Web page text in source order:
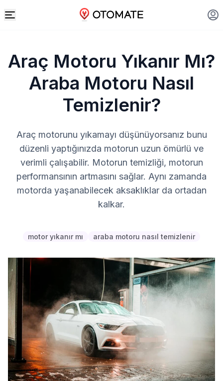
Araç Motoru Yıkanır Mı?
Araba Motoru Nasıl
Temizlenir?
Araç motorunu yıkamayı düşünüyorsanız bunu
düzenli yaptığınızda motorun uzun ömürlü ve
verimli çalışabilir. Motorun temizliği, motorun
performansının artmasını sağlar. Aynı zamanda
motorda yaşanabilecek aksaklıklar da ortadan
kalkar.
motor yıkanır mı araba motoru nasıl temizlenir